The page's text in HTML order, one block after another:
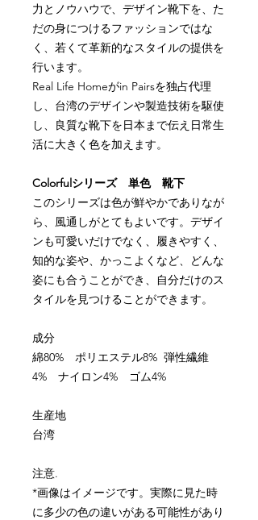
力とノウハウで、デザイン靴下を、た
だの身につけるファッションではな
く、若くて革新的なスタイルの提供を
行います。
Real Life Homeがin Pairsを独占代理
し、台湾のデザインや製造技術を駆使
し、良質な靴下を日本まで伝え日常生
活に大きく色を加えます。
Colorfulシリーズ 単色 靴下
このシリーズは色が鮮やかでありなが
ら、風通しがとてもよいです。デザイ
ンも可愛いだけでなく、履きやすく、
知的な姿や、かっこよくなど、どんな
姿にも合うことができ、自分だけのス
タイルを見つけることができます。
成分
綿80% ポリエステル8% 弾性繊維
4% ナイロン4% ゴム4%
生産地
台湾
注意.
*画像はイメージです。実際に見た時
に多少の色の違いがある可能性があり